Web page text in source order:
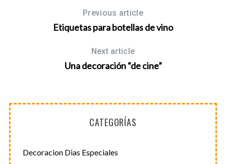
Previous article
Etiquetas para botellas de vino
Next article
Una decoración “de cine”
CATEGORÍAS
Decoracion Dias Especiales